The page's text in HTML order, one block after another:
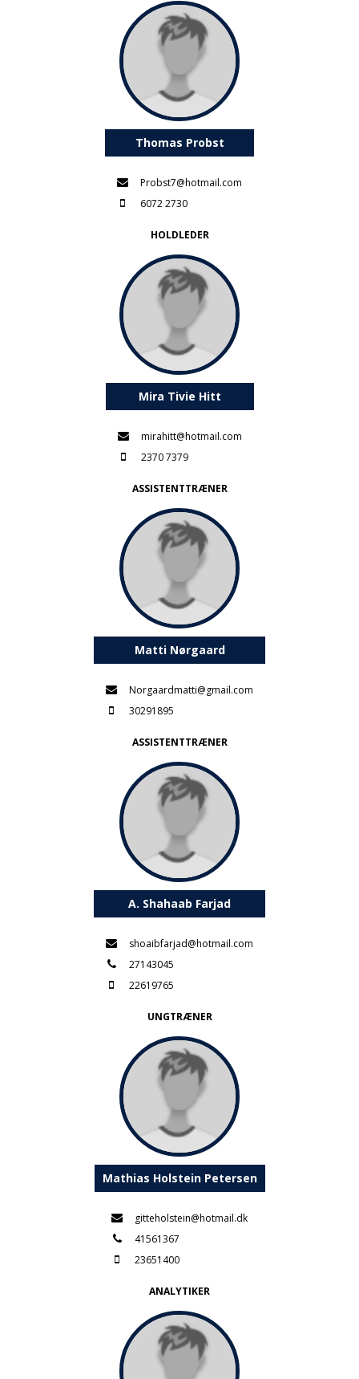
Thomas Probst
Probst7@hotmail.com
6072 2730
HOLDLEDER
Mira Tivie Hitt
mirahitt@hotmail.com
2370 7379
ASSISTENTTRÆNER
Matti Nørgaard
Norgaardmatti@gmail.com
30291895
ASSISTENTTRÆNER
A. Shahaab Farjad
shoaibfarjad@hotmail.com
27143045
22619765
UNGTRÆNER
Mathias Holstein Petersen
gitteholstein@hotmail.dk
41561367
23651400
ANALYTIKER